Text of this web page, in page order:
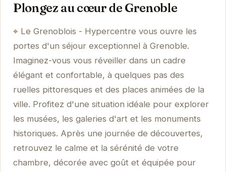
Plongez au cœur de Grenoble
Le Grenoblois - Hypercentre vous ouvre les
portes d'un séjour exceptionnel à Grenoble.
Imaginez-vous vous réveiller dans un cadre
élégant et confortable, à quelques pas des
ruelles pittoresques et des places animées de la
ville. Profitez d'une situation idéale pour explorer
les musées, les galeries d'art et les monuments
historiques. Après une journée de découvertes,
retrouvez le calme et la sérénité de votre
chambre, décorée avec goût et équipée pour